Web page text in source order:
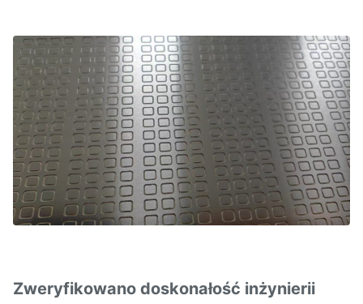
Zweryfikowano doskonałość inżynierii